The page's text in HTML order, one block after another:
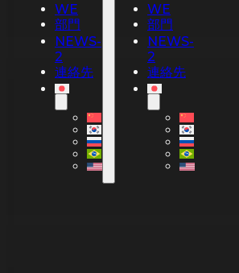
WE
部門
NEWS-
2
連絡先
WE
部門
NEWS-
2
連絡先